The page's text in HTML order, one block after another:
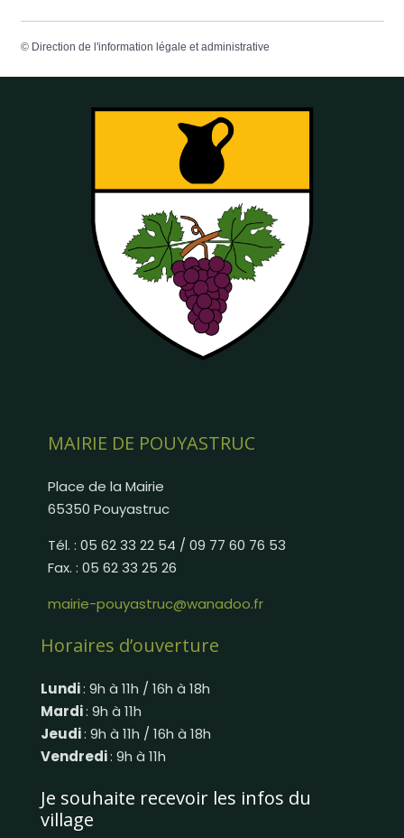
© Direction de l'information légale et administrative
MAIRIE DE POUYASTRUC
Place de la Mairie
65350 Pouyastruc
Tél. : 05 62 33 22 54 / 09 77 60 76 53
Fax. : 05 62 33 25 26
mairie-pouyastruc@wanadoo.fr
Horaires d’ouverture
Lundi: 9h à 11h / 16h à 18h
Mardi: 9h à 11h
Jeudi: 9h à 11h / 16h à 18h
Vendredi: 9h à 11h
Je souhaite recevoir les infos du
village